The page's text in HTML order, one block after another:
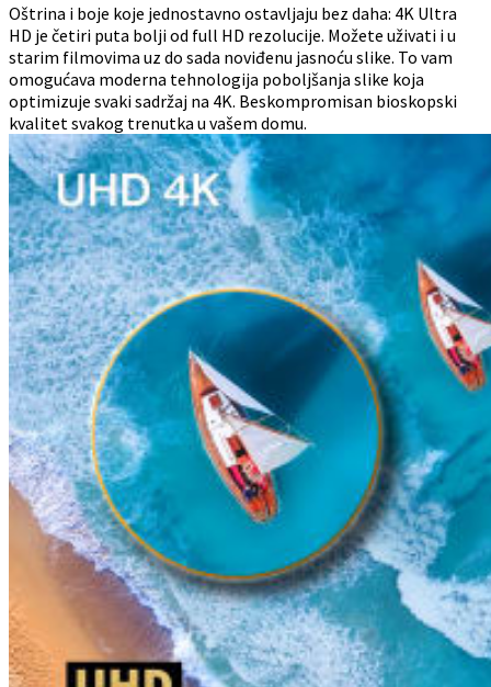
Oštrina i boje koje jednostavno ostavljaju bez daha: 4K Ultra
HD je četiri puta bolji od full HD rezolucije. Možete uživati i u
starim filmovima uz do sada noviđenu jasnoću slike. To vam
omogućava moderna tehnologija poboljšanja slike koja
optimizuje svaki sadržaj na 4K. Beskompromisan bioskopski
kvalitet svakog trenutka u vašem domu.